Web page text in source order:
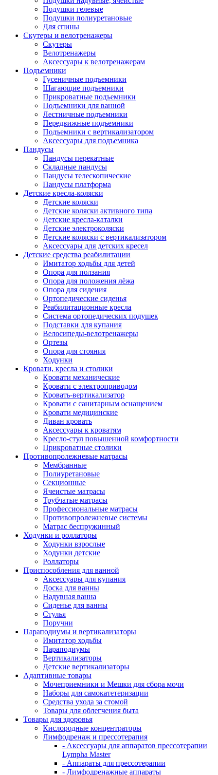
Подушки гелевые
Подушки полиуретановые
Для спины
Скутеры и велотренажеры
Скутеры
Велотренажеры
Аксессуары к велотренажерам
Подъемники
Гусеничные подъемники
Шагающие подъемники
Прикроватные подъемники
Подъемники для ванной
Лестничные подъемники
Передвижные подъемники
Подъемники с вертикализатором
Аксессуары для подъемника
Пандусы
Пандусы перекатные
Складные пандусы
Пандусы телескопические
Пандусы платформа
Детские кресла-коляски
Детские коляски
Детские коляски активного типа
Детские кресла-каталки
Детские электроколяски
Детские коляски с вертикализатором
Аксессуары для детских кресел
Детские средства реабилитации
Имитатор ходьбы для детей
Опора для ползания
Опора для положения лёжа
Опора для сидения
Ортопедические сиденья
Реабилитационные кресла
Система ортопедических подушек
Подставки для купания
Велосипеды-велотренажеры
Ортезы
Опора для стояния
Ходунки
Кровати, кресла и столики
Кровати механические
Кровати с электроприводом
Кровать-вертикализатор
Кровати с санитарным оснащением
Кровати медицинские
Диван кровать
Аксессуары к кроватям
Кресло-стул повышенной комфортности
Прикроватные столики
Противопролежневые матрасы
Мембранные
Полиуретановые
Секционные
Ячеистые матрасы
Трубчатые матрасы
Профессиональные матрасы
Противопролежневые системы
Матрас беспружинный
Ходунки и роллаторы
Ходунки взрослые
Ходунки детские
Роллаторы
Приспособления для ванной
Аксессуары для купания
Доска для ванны
Надувная ванна
Сиденье для ванны
Стулья
Поручни
Параподиумы и вертикализаторы
Имитатор ходьбы
Параподиумы
Вертикализаторы
Детские вертикализаторы
Адаптивные товары
Мочеприемники и Мешки для сбора мочи
Наборы для самокатетеризации
Средства ухода за стомой
Товары для облегчения быта
Товары для здоровья
Кислородные концентраторы
Лимфодренаж и прессотерапия
- Аксессуары для аппаратов прессотерапии
Lympha Master
- Аппараты для прессотерапии
- Лимфодренажные аппараты